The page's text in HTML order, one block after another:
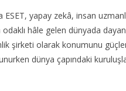
ESET, yapay zekâ, insan
hâle gelen dünyada
şirketi olarak konumunu
dünya çapındaki